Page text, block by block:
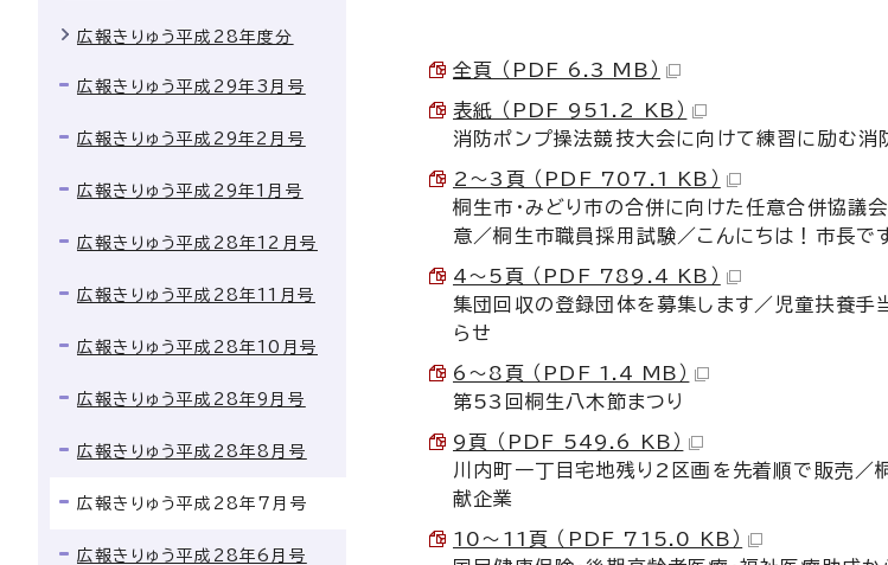
全頁 （PDF 6.3 MB）
表紙 （PDF 951.2 KB）
消防ポンプ操法競技大会に向けて練習に励む消
2～3頁 （PDF 707.1 KB）
桐生市・みどり市の合併に向けた任意合併協議
意／桐生市職員採用試験／こんにちは！市長で
4～5頁 （PDF 789.4 KB）
集団回収の登録団体を募集します／児童扶養手
らせ
6～8頁 （PDF 1.4 MB）
第53回桐生八木節まつり
9頁 （PDF 549.6 KB）
川内町一丁目宅地残り2区画を先着順で販売
献企業
10～11頁 （PDF 715.0 KB）
広報きりゅう平成28年度分
広報きりゅう平成29年3月号
広報きりゅう平成29年2月号
広報きりゅう平成29年1月号
広報きりゅう平成28年12月号
広報きりゅう平成28年11月号
広報きりゅう平成28年10月号
広報きりゅう平成28年9月号
広報きりゅう平成28年8月号
広報きりゅう平成28年7月号
広報きりゅう平成28年6月号